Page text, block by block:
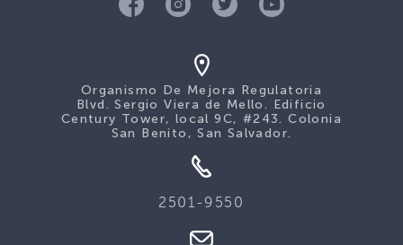
Organismo De Mejora Regulatoria
Blvd. Sergio Viera de Mello. Edificio
Century Tower, local 9C, #243. Colonia
San Benito, San Salvador.
2501-9550